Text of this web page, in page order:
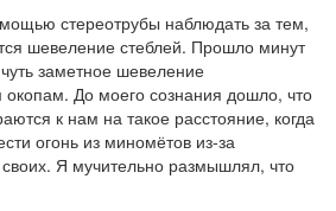
стереотрубы наблюдать за тем,
шевеление стеблей. Прошло минут
заметное шевеление
До моего сознания дошло, что
к нам на такое расстояние, когда
огонь из миномётов из-за
Я мучительно размышлял, что